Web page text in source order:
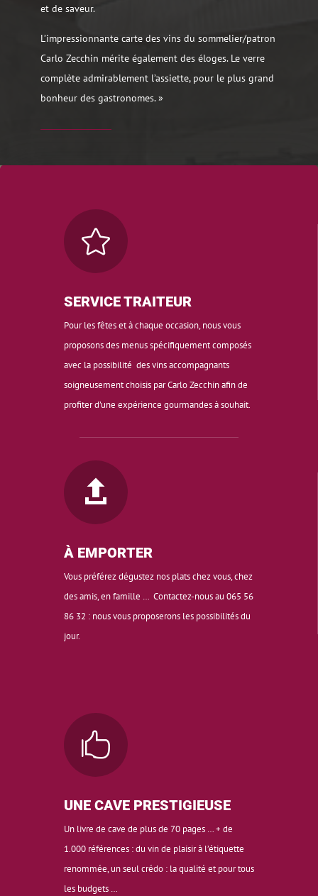
et de saveur.
L’impressionnante carte des vins du sommelier/patron
Carlo Zecchin mérite également des éloges. Le verre
complète admirablement l’assiette, pour le plus grand
bonheur des gastronomes. »

SERVICE TRAITEUR
Pour les fêtes et à chaque occasion, nous vous
proposons des menus spécifiquement composés
avec la possibilité des vins accompagnants
soigneusement choisis par Carlo Zecchin afin de
profiter d’une expérience gourmandes à souhait.

À EMPORTER
Vous préférez dégustez nos plats chez vous, chez
des amis, en famille … Contactez-nous au 065 56
86 32 : nous vous proposerons les possibilités du
jour.

UNE CAVE PRESTIGIEUSE
Un livre de cave de plus de 70 pages … + de
1.000 références : du vin de plaisir à l’étiquette
renommée, un seul crédo : la qualité et pour tous
les budgets …